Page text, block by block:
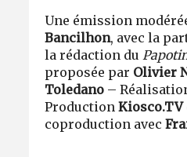
Une émission
Bancilhon, avec la
la rédaction du
proposée par Olivier
Toledano –
ProductionKiosco.TV
coproduction avec